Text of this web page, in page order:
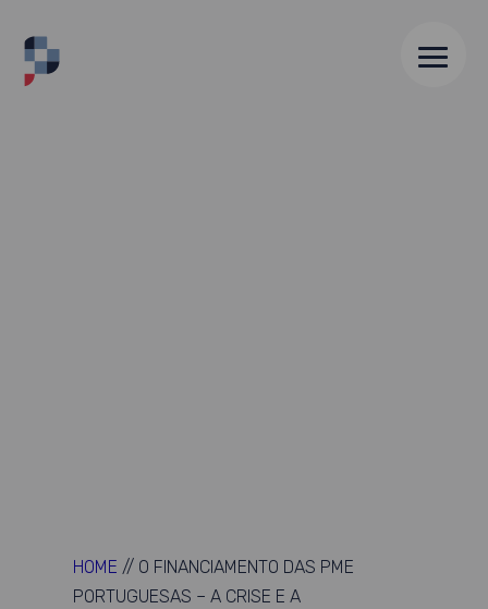
HOME // O FINANCIAMENTO DAS PME
PORTUGUESAS – A CRISE E A